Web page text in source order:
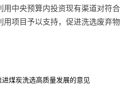
用中央预算内投资现有渠道对符合
用项目予以支持，促进洗选废弃物
煤炭洗选高质量发展的意见